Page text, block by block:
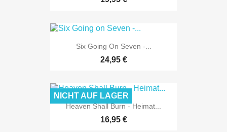
Six Going On Seven -...
24,95 €
Heaven Shall Burn - Heimat...
16,95 €
NICHT AUF LAGER